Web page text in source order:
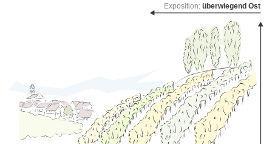
Exposition: überwiegend Ost